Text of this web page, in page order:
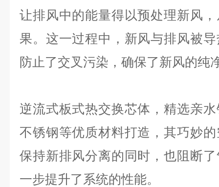
让排风中的能量得以预处理新风
果。这一过程中，新风与排风被
防止了交叉污染，确保了新风的纯
逆流式板式热交换芯体，精选亲
不锈钢等优质材料打造，其巧妙
保持新排风分离的同时，也阻断
一步提升了系统的性能。